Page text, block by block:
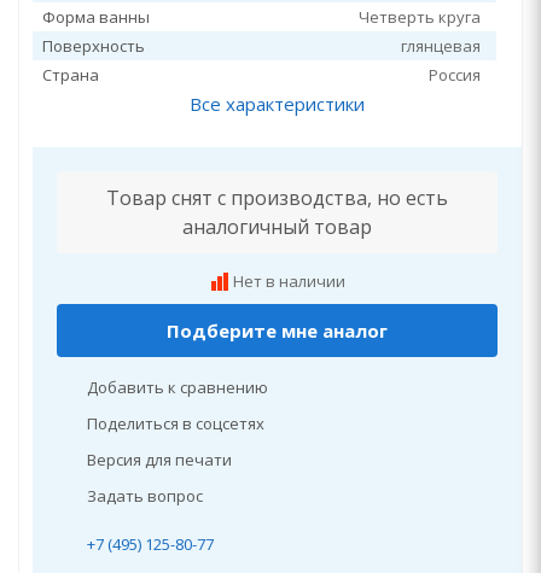
Форма ванны
Четверть круга
Поверхность
глянцевая
Страна
Россия
Все характеристики
Товар снят с производства, но есть
аналогичный товар
Нет в наличии
Подберите мне аналог
Добавить к сравнению
Поделиться в соцсетях
Версия для печати
Задать вопрос
+7 (495) 125-80-77